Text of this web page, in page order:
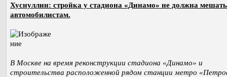
Хуснуллин: стройка у стадиона «Динамо» не должна мешать
автомобилистам.
В Москве на время реконструкции стадиона «Динамо» и
строительства расположенной рядом станции метро